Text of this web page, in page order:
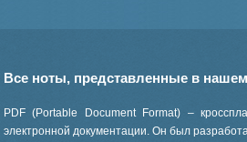
Все ноты, представленные в
PDF (Portable Document Format) –
электронной документации. Он был